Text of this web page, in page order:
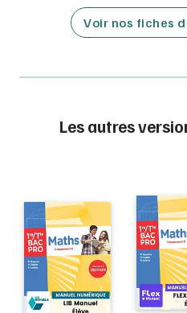
Voir nos fiches
Les autres